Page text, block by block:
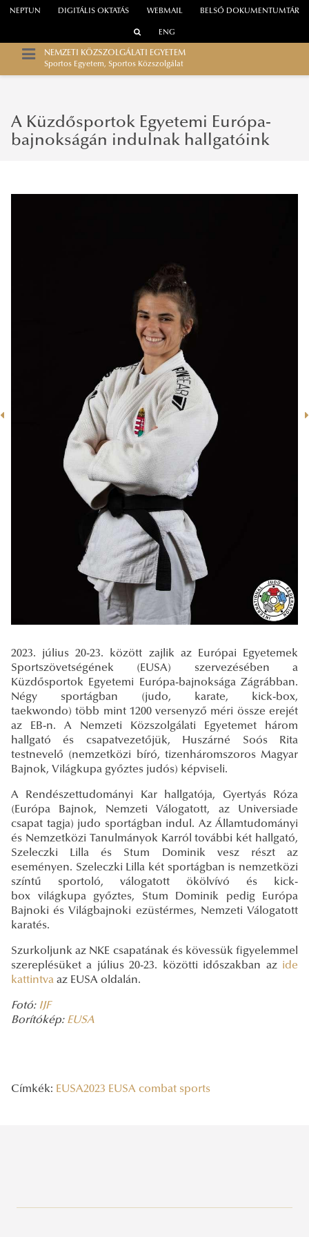
WEBMAIL
NEPTUN DIGITÁLIS OKTATÁS BELSŐ DOKUMENTUMTÁR
ENG
NEMZETI KÖZSZOLGÁLATI EGYETEM
Sportos Egyetem, Sportos Közszolgálat
A Küzdősportok Egyetemi Európa-
bajnokságán indulnak hallgatóink
2023. július 20-23. között zajlik az Európai Egyetemek
Sportszövetségének (EUSA) szervezésében a
Küzdősportok Egyetemi Európa-bajnoksága Zágrábban.
Négy sportágban (judo, karate, kick-box,
taekwondo) több mint 1200 versenyző méri össze erejét
az EB-n. A Nemzeti Közszolgálati Egyetemet három
hallgató és csapatvezetőjük, Huszárné Soós Rita
testnevelő (nemzetközi bíró, tizenháromszoros Magyar
Bajnok, Világkupa győztes judós) képviseli.
A Rendészettudományi Kar hallgatója, Gyertyás Róza
(Európa Bajnok, Nemzeti Válogatott, az Universiade
csapat tagja) judo sportágban indul. Az Államtudományi
és Nemzetközi Tanulmányok Karról további két hallgató,
Szeleczki Lilla és Stum Dominik vesz részt az
eseményen. Szeleczki Lilla két sportágban is nemzetközi
színtű sportoló, válogatott ökölvívó és kick-
box világkupa győztes, Stum Dominik pedig Európa
Bajnoki és Világbajnoki ezüstérmes, Nemzeti Válogatott
karatés.
Szurkoljunk az NKE csapatának és kövessük figyelemmel
szereplésüket a július 20-23. közötti időszakban az ide
kattintva az EUSA oldalán.
Fotó: IJF
Borítókép: EUSA
Címkék: EUSA2023 EUSA combat sports